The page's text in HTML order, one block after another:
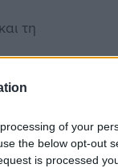
of your
the below opt-out
is processed
τη
στην
στην ΑΔΑ,